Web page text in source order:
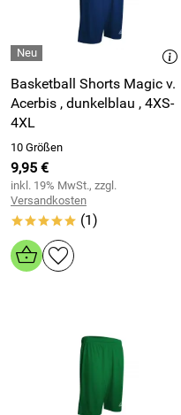
Basketball Shorts Magic v.
Acerbis , dunkelblau , 4XS-
4XL
10 Größen
9,95 €
inkl. 19% MwSt., zzgl.
Versandkosten
***** (1)